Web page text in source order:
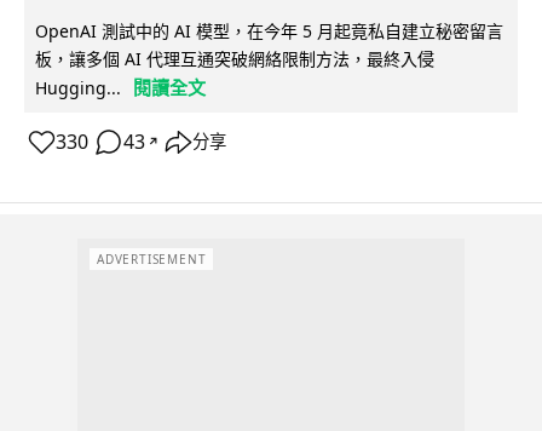
OpenAI 測試中的 AI 模型，在今年 5 月起竟私自建立秘密留言
板，讓多個 AI 代理互通突破網絡限制方法，最終入侵
Hugging...
閱讀全文
330 43 ↗ 分享
ADVERTISEMENT